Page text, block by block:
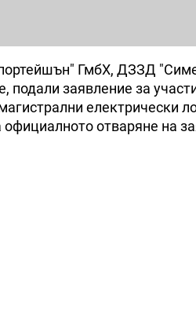
ГмбХ, ДЗЗД
подали заявление за
електрически
официалното отваряне на